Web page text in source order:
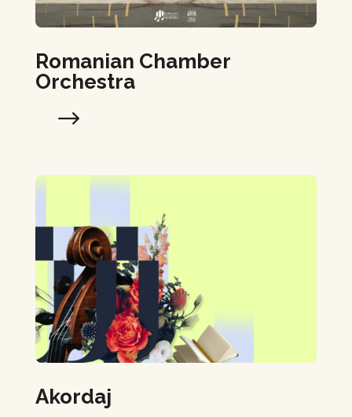
Romanian Chamber
Orchestra
Akordaj